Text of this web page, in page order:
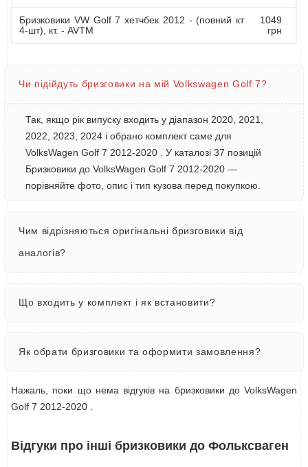
Бризковики VW Golf 7 хетчбек 2012 - (повний кт
4-шт), кт. - AVTM
1049
грн
Чи підійдуть бризговики на мій Volkswagen Golf 7?
Так, якщо рік випуску входить у діапазон 2020, 2021,
2022, 2023, 2024 і обрано комплект саме для
VolksWagen Golf 7 2012-2020 . У каталозі 37 позицій
Бризковики до VolksWagen Golf 7 2012-2020 —
порівняйте фото, опис і тип кузова перед покупкою.
Чим відрізняються оригінальні бризговики від
аналогів?
Що входить у комплект і як встановити?
Як обрати бризговики та оформити замовлення?
Нажаль, поки що нема відгуків на бризковики до VolksWagen
Golf 7 2012-2020 .
Відгуки про інші бризковики до Фольксваген